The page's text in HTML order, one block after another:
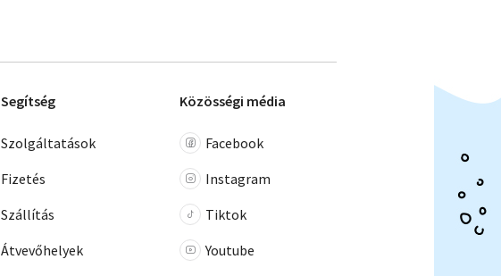
Segítség
Szolgáltatások
Fizetés
Szállítás
Átvevőhelyek
Közösségi média
Facebook
Instagram
Tiktok
Youtube